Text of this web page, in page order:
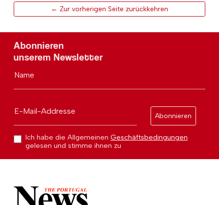
← Zur vorherigen Seite zurückkehren
Abonnieren
unserem Newsletter
Name
E-Mail-Addresse
Abonnieren
Ich habe die Allgemeinen Geschäftsbedingungen
gelesen und stimme ihnen zu